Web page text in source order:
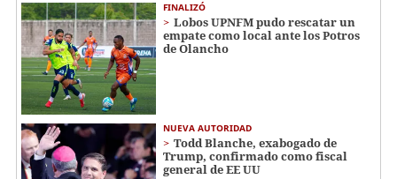
FINALIZÓ
Lobos UPNFM pudo rescatar un
empate como local ante los Potros
de Olancho
NUEVA AUTORIDAD
Todd Blanche, exabogado de
Trump, confirmado como fiscal
general de EE UU